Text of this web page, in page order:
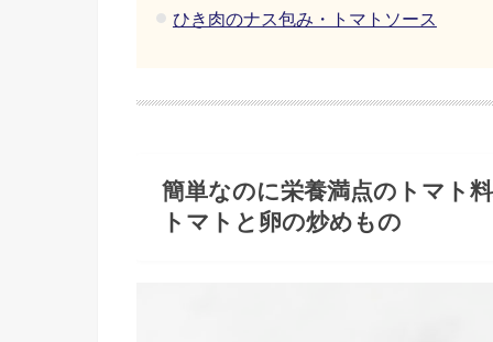
ひき肉のナス包み・トマトソース
簡単なのに栄養満点のトマト
トマトと卵の炒めもの